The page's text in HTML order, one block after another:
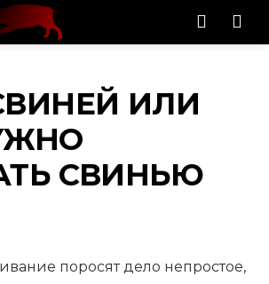
ИЛИ
СВИНЬЮ
поросят дело непростое,